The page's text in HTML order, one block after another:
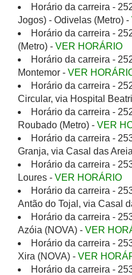
Horário da carreira -
Jogos) - Odivelas (Metro) -
Horário da carreira -
(Metro) - VER HORÁRIO
Horário da carreira -
Montemor - VER
Horário da carreira -
Circular, via Hospital
Horário da carreira -
Roubado (Metro) - VER
Horário da carreira -
Granja, via Casal das
Horário da carreira -
Loures - VER HORÁRIO
Horário da carreira -
Antão do Tojal, via Casal
Horário da carreira -
Azóia (NOVA) - VER
Horário da carreira -
Xira (NOVA) - VER
Horário da carreira -